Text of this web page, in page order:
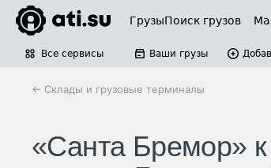
ГрузыПоиск грузов
Все сервисы Ваши грузы
← Склады и грузовые терминалы
«Санта Бремор» к